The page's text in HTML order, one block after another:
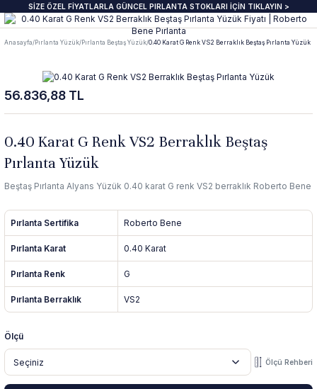
SİZE ÖZEL FİYATLARLA GÜNCEL PIRLANTA STOKLARI İÇİN TIKLAYIN >
Anasayfa Pırlanta Yüzük Pırlanta Beştaş Yüzük 0.40 Karat G Renk VS2 Berraklık Beştaş Pırlanta Yüzük
56.836,88 TL
0.40 Karat G Renk VS2 Berraklık Beştaş
Pırlanta Yüzük
Beştaş Pırlanta Alyans Yüzük 0.40 karat G renk VS2 berraklık Roberto Bene
Pırlanta Sertifika Roberto Bene
Pırlanta Karat 0.40 Karat
Pırlanta Renk G
Pırlanta Berraklık VS2
Ölçü
Ölçü Rehberi
Geri Dön
Yüzükler GIA & HRD
Geri Dön
Yüzük
Taşlı Yüzük
Yüzük
Yüzük
Geri Dön
Kolye
Taşlı Kolye
Kolye
Kolye
Geri Dön
Küpe
Küpe
Küpe
Geri Dön
Bileklik
Taşlı Bileklik
Geri Dön
Geri Dön
Geri Dön